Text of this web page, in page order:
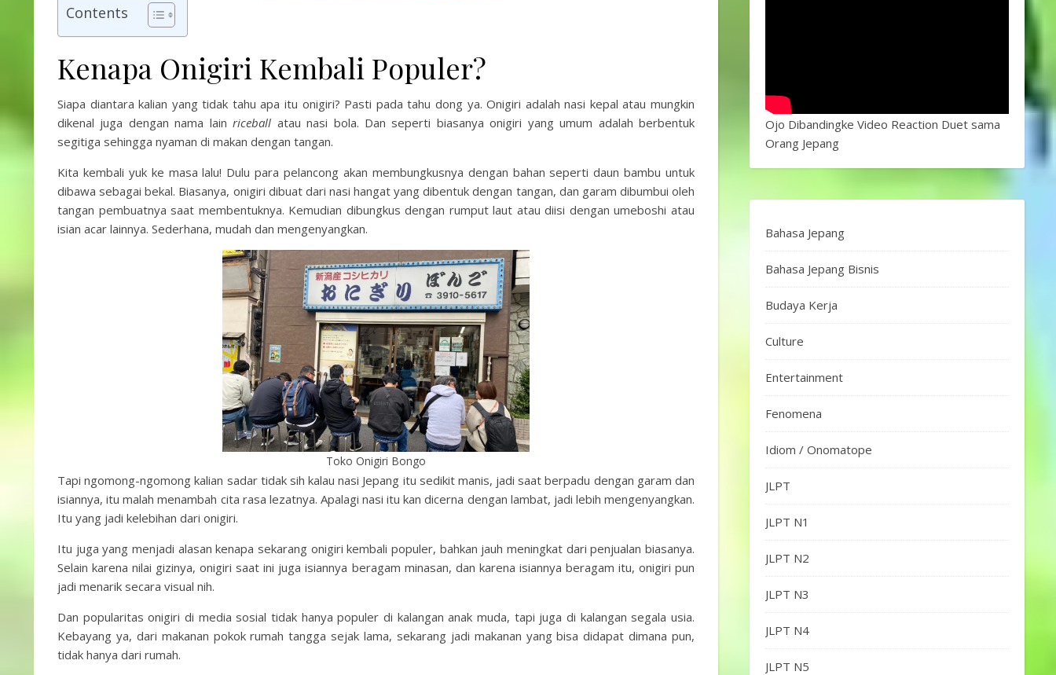
Contents
Kenapa Onigiri Kembali Populer?
Siapa diantara kalian yang tidak tahu apa itu onigiri? Pasti pada tahu dong ya. Onigiri adalah nasi kepal atau mungkin
dikenal juga dengan nama lainriceball atau nasi bola. Dan seperti biasanya onigiri yang umum adalah berbentuk
segitiga sehingga nyaman di makan dengan tangan.
Kita kembali yuk ke masa lalu! Dulu para pelancong akan membungkusnya dengan bahan seperti daun bambu untuk
dibawa sebagai bekal. Biasanya, onigiri dibuat dari nasi hangat yang dibentuk dengan tangan, dan garam dibumbui oleh
tangan pembuatnya saat membentuknya. Kemudian dibungkus dengan rumput laut atau diisi dengan umeboshi atau
isian acar lainnya. Sederhana, mudah dan mengenyangkan.
Toko Onigiri Bongo
Tapi ngomong-ngomong kalian sadar tidak sih kalau nasi Jepang itu sedikit manis, jadi saat berpadu dengan garam dan
isiannya, itu malah menambah cita rasa lezatnya. Apalagi nasi itu kan dicerna dengan lambat, jadi lebih mengenyangkan.
Itu yang jadi kelebihan dari onigiri.
Itu juga yang menjadi alasan kenapa sekarang onigiri kembali populer, bahkan jauh meningkat dari penjualan biasanya.
Selain karena nilai gizinya, onigiri saat ini juga isiannya beragam minasan, dan karena isiannya beragam itu, onigiri pun
jadi menarik secara visual nih.
Dan popularitas onigiri di media sosial tidak hanya populer di kalangan anak muda, tapi juga di kalangan segala usia.
Kebayang ya, dari makanan pokok rumah tangga sejak lama, sekarang jadi makanan yang bisa didapat dimana pun,
tidak hanya dari rumah.
Ojo Dibandingke Video Reaction Duet sama
Orang Jepang
Bahasa Jepang
Bahasa Jepang Bisnis
Budaya Kerja
Culture
Entertainment
Fenomena
Idiom / Onomatope
JLPT
JLPT N1
JLPT N2
JLPT N3
JLPT N4
JLPT N5